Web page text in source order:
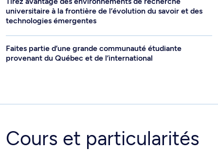
universitaire à la frontière de l’évolution du savoir et des
technologies émergentes
Faites partie d’une grande communauté étudiante
provenant du Québec et de l’international
Cours et particularités